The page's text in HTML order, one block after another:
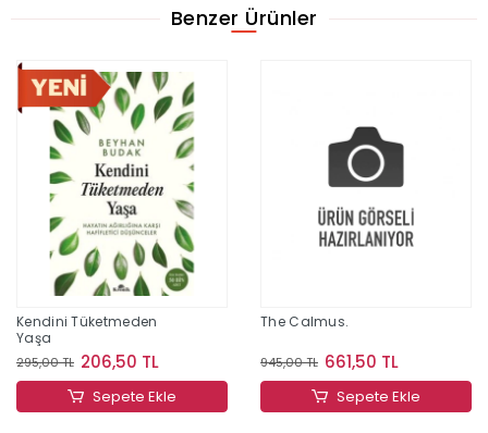
Benzer Ürünler
Kendini Tüketmeden
Yaşa
295,00 TL 206,50 TL
Sepete Ekle
The Calmus.
945,00 TL 661,50 TL
Sepete Ekle